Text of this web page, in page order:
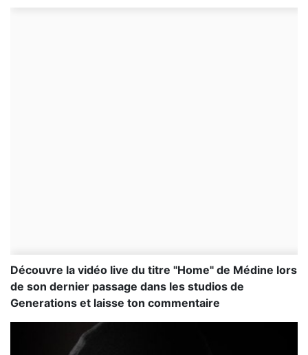
Découvre la vidéo live du titre "Home" de Médine lors
de son dernier passage dans les studios de
Generations et laisse ton commentaire